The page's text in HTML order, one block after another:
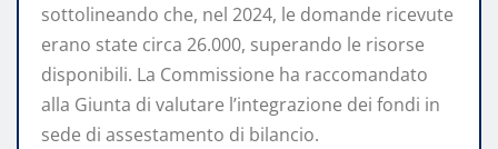
sottolineando che, nel 2024, le domande ricevute
erano state circa 26.000, superando le risorse
disponibili. La Commissione ha raccomandato
alla Giunta di valutare l’integrazione dei fondi in
sede di assestamento di bilancio.